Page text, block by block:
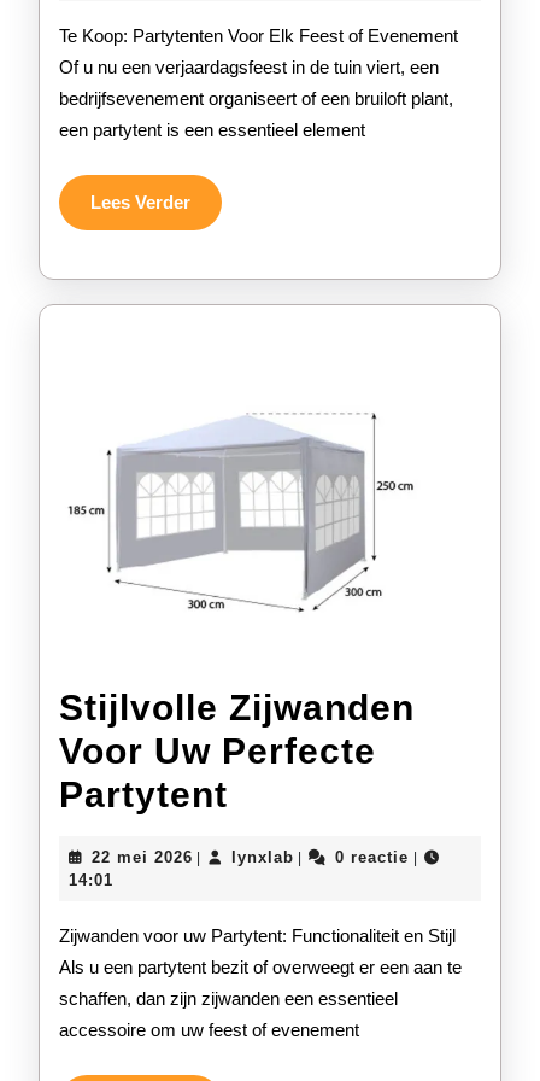
koop
voor
elk
Te Koop: Partytenten Voor Elk Feest of Evenement
Of u nu een verjaardagsfeest in de tuin viert, een
bedrijfsevenement organiseert of een bruiloft plant,
een partytent is een essentieel element
Lees VerderLees
Verder
Stijlvolle Zijwanden
Voor Uw Perfecte
Partytent
Voor
Uw
Perfecte
Partytent
22 mei 2026 22
lynxlablynxlab0 reactie
14:01
Zijwanden voor uw Partytent: Functionaliteit en Stijl
Als u een partytent bezit of overweegt er een aan te
schaffen, dan zijn zijwanden een essentieel
accessoire om uw feest of evenement